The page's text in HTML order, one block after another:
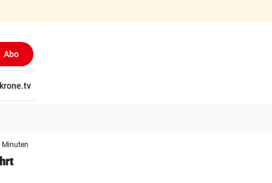
Abo
krone.tv
Minuten